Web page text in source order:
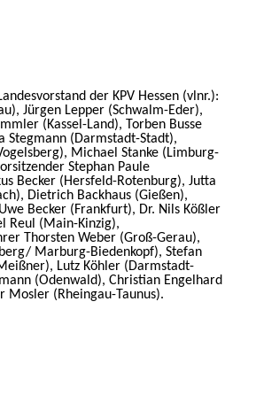
der KPV Hessen (vlnr.):
Jürgen Lepper (Schwalm-Eder),
(Kassel-Land), Torben Busse
Stegmann (Darmstadt-Stadt),
Michael Stanke (Limburg-
Stephan Paule
Becker (Hersfeld-Rotenburg), Jutta
Dietrich Backhaus (Gießen),
Becker (Frankfurt), Dr. Nils Kößler
Reul (Main-Kinzig),
Thorsten Weber (Groß-Gerau),
Marburg-Biedenkopf), Stefan
Lutz Köhler (Darmstadt-
(Odenwald), Christian Engelhard
Mosler (Rheingau-Taunus).